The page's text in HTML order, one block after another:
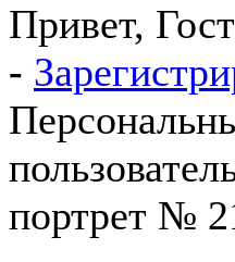
Привет,
-
портрет №